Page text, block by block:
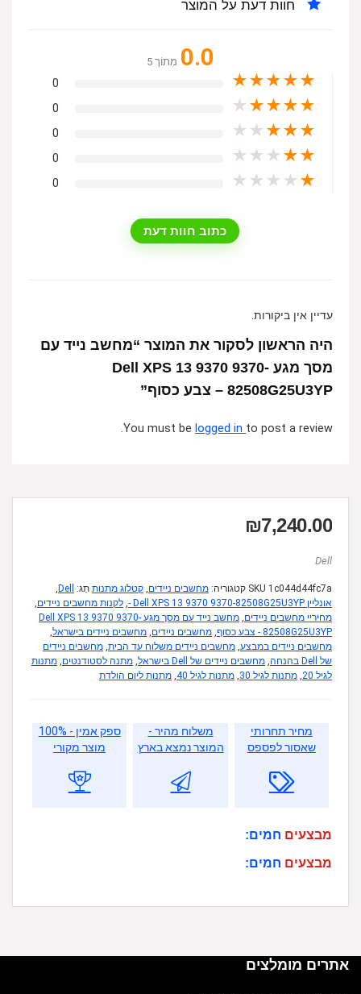
חוות דעת על המוצר
0.0 מִתוֹך 5
★
★
★
★
★
0
★
★
★
★
★
0
★
★
★
★
★
0
★
★
★
★
★
0
★
★
★
★
★
0
כתוב חוות דעת
עדיין אין ביקורות.
היה הראשון לסקור את המוצר “מחשב נייד עם
מסך מגע Dell XPS 13 9370 9370-
82508G25U3YP – צבע כסוף”
You must be logged in to post a review.
₪7,240.00
Dell
SKU 1c044d44fc7a קטגוריה: מחשבים ניידים, קטלוג מתנות תָג: Dell
,
אונליין Dell XPS 13 9370 9370-82508G25U3YP -
, לקנות מחשבים ניידים,
מחיריי מחשבים ניידים,
מחשב נייד עם מסך מגע Dell XPS 13 9370 9370-
82508G25U3YP - צבע כסוף
, מחשבים ניידים, מחשבים ניידים בישראל,
מחשבים ניידים במבצע, מחשבים ניידים משלוח עד הבית, מחשבים ניידים
של Dell בהנחה
, מחשבים ניידים של Dell בישראל , מתנה לסטודנטים, מתנות
לגיל 20
, מתנות לגיל 30 , מתנות לגיל 40 , מתנות ליום הולדת
מחיר תחרותי
שאסור לפספס
משלוח מהיר -
המוצר נמצא בארץ
ספק אמין - 100%
מוצר מקורי
מבצעים חמים:
מבצעים חמים:
אתרים מומלצים